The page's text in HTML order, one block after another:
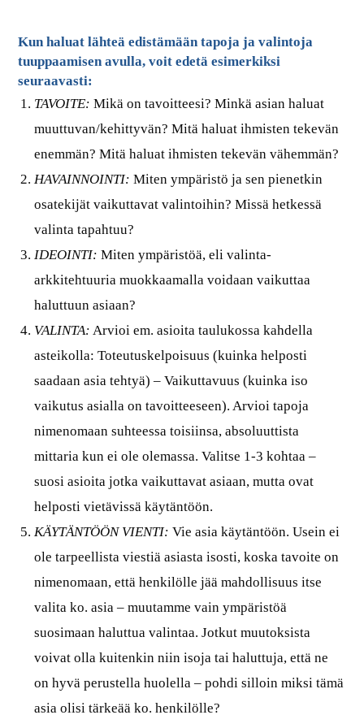
Kun haluat lähteä edistämään tapoja ja valintoja
tuuppaamisen avulla, voit edetä esimerkiksi
seuraavasti:
TAVOITE: Mikä on tavoitteesi? Minkä asian haluat
muuttuvan/kehittyvän? Mitä haluat ihmisten tekevän
enemmän? Mitä haluat ihmisten tekevän vähemmän?
HAVAINNOINTI: Miten ympäristö ja sen pienetkin
osatekijät vaikuttavat valintoihin? Missä hetkessä
valinta tapahtuu?
IDEOINTI: Miten ympäristöä, eli valinta-
arkkitehtuuria muokkaamalla voidaan vaikuttaa
haluttuun asiaan?
VALINTA: Arvioi em. asioita taulukossa kahdella
asteikolla: Toteutuskelpoisuus (kuinka helposti
saadaan asia tehtyä) – Vaikuttavuus (kuinka iso
vaikutus asialla on tavoitteeseen). Arvioi tapoja
nimenomaan suhteessa toisiinsa, absoluuttista
mittaria kun ei ole olemassa. Valitse 1-3 kohtaa –
suosi asioita jotka vaikuttavat asiaan, mutta ovat
helposti vietävissä käytäntöön.
KÄYTÄNTÖÖN VIENTI: Vie asia käytäntöön. Usein ei
ole tarpeellista viestiä asiasta isosti, koska tavoite on
nimenomaan, että henkilölle jää mahdollisuus itse
valita ko. asia – muutamme vain ympäristöä
suosimaan haluttua valintaa. Jotkut muutoksista
voivat olla kuitenkin niin isoja tai haluttuja, että ne
on hyvä perustella huolella – pohdi silloin miksi tämä
asia olisi tärkeää ko. henkilölle?